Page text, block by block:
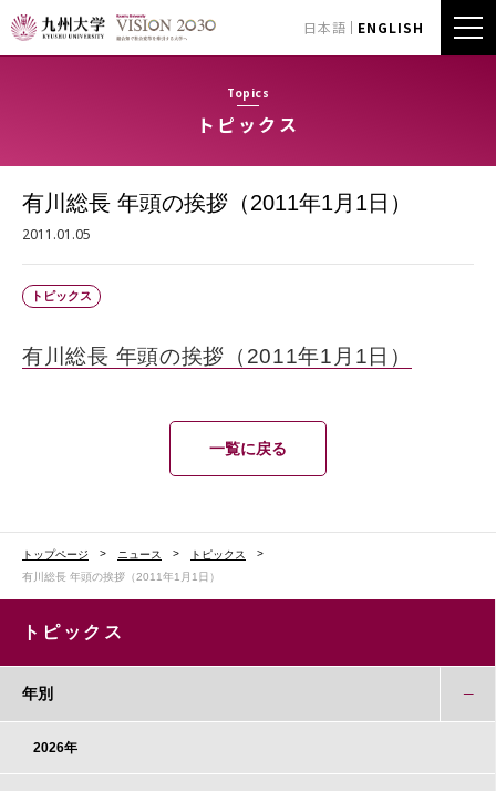
日本語 ENGLISH
Topics
トピックス
有川総長 年頭の挨拶（2011年1月1日）
2011.01.05
トピックス
有川総長 年頭の挨拶（2011年1月1日）
一覧に戻る
トップページ ニュース
トピックス
有川総長 年頭の挨拶（2011年1月1日）
トピックス
年別
2026年